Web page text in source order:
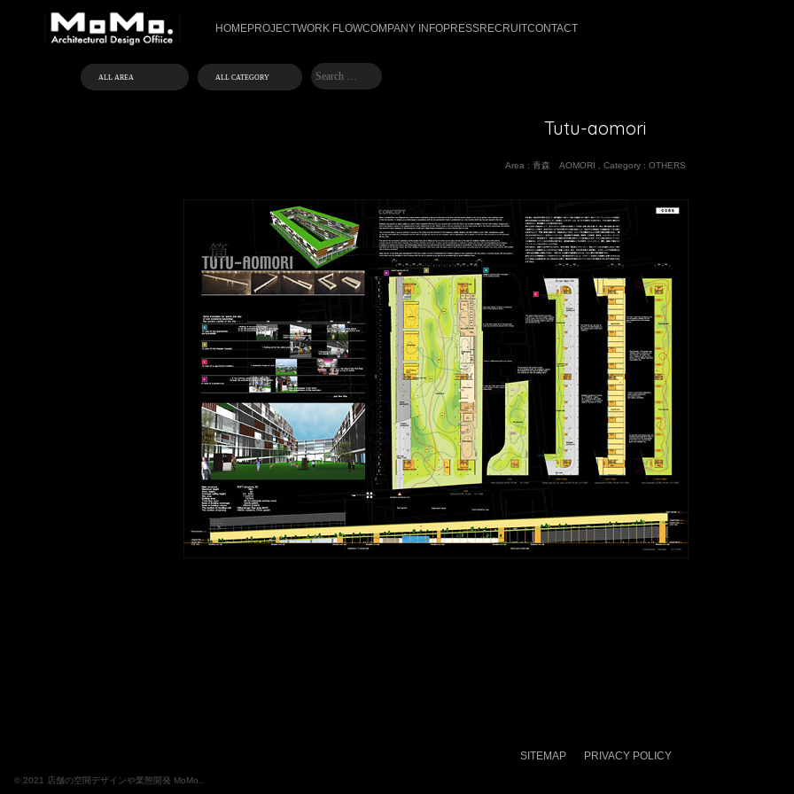
HOMEPROJECTWORK FLOWCOMPANY INFOPRESSRECRUITCONTACT
Tutu-aomori
Area : 青森 AOMORI Category : OTHERS
SITEMAP PRIVACY POLICY
© 2021 店舗の空間デザインや業態開発 MoMo..